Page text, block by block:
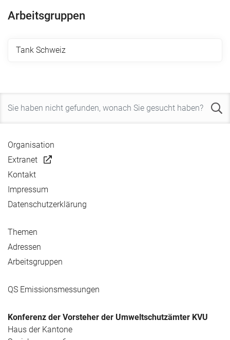
Arbeitsgruppen
Tank Schweiz
Organisation
Extranet
Kontakt
Impressum
Datenschutzerklärung
Themen
Adressen
Arbeitsgruppen
QS Emissionsmessungen
Konferenz der Vorsteher der Umweltschutzämter KVU
Haus der Kantone